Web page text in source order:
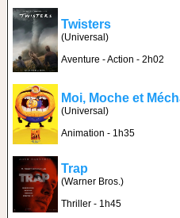
Twisters
(Universal)
Aventure - Action - 2h02
Moi, Moche et
(Universal)
Animation - 1h35
Trap
(Warner Bros.)
Thriller - 1h45